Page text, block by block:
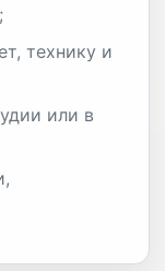
технику и
или в